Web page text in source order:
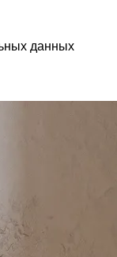
данных